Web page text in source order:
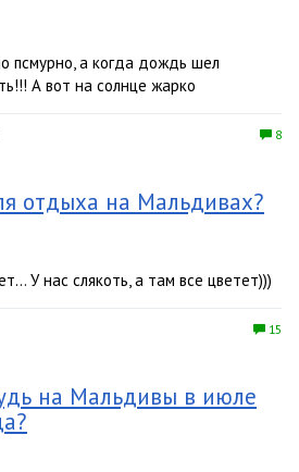
псмурно, а когда дождь шел
А вот на солнце жарко
8
отдыха на Мальдивах?
У нас слякоть, а там все цветет)))
15
на Мальдивы в июле